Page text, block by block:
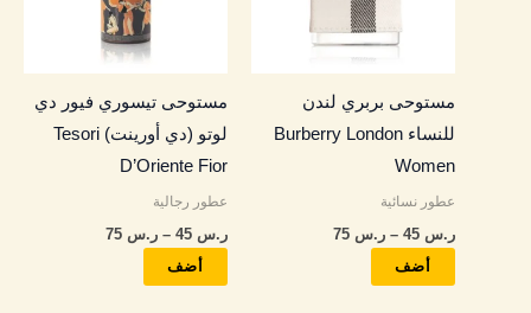
مستوحى بربري لندن
للنساء Burberry London
Women
عطور نسائية
ر.س – ر.س
أضف
المختلفة
لهذا
المنتج.
يمكن
اختيار
صفحة
مستوحى تيسوري فيور دي
لوتو (دي أورينت) Tesori
D’Oriente Fior
عطور رجالية
ر.س – ر.س
أضف
المختلفة
لهذا
المنتج.
يمكن
اختيار
الخيارات
صفحة